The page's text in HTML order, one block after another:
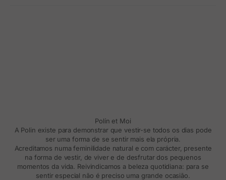
Polín et Moi
A Polin existe para demonstrar que vestir-se todos os dias pode
ser uma forma de se sentir mais ela própria.
Acreditamos numa feminilidade natural e com carácter, presente
na forma de vestir, de viver e de desfrutar dos pequenos
momentos da vida. Reivindicamos a beleza quotidiana: para se
sentir especial não é preciso uma grande ocasião.